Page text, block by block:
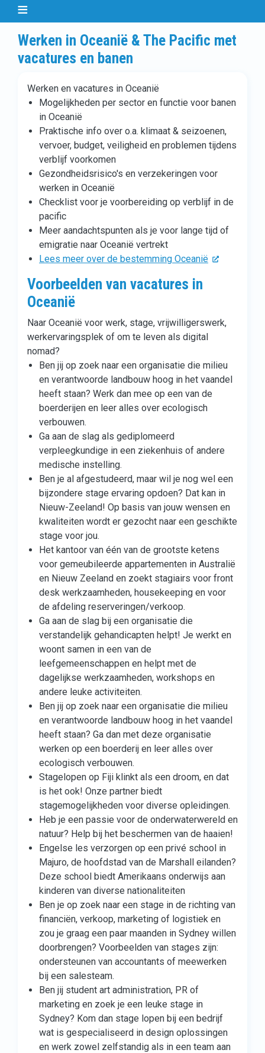
Werken in Oceanië & The Pacific met
vacatures en banen
Werken en vacatures in Oceanië
Mogelijkheden per sector en functie voor banen
in Oceanië
Praktische info over o.a. klimaat & seizoenen,
vervoer, budget, veiligheid en problemen tijdens
verblijf voorkomen
Gezondheidsrisico's en verzekeringen voor
werken in Oceanië
Checklist voor je voorbereiding op verblijf in de
pacific
Meer aandachtspunten als je voor lange tijd of
emigratie naar Oceanië vertrekt
Lees meer over de bestemming Oceanië
Voorbeelden van vacatures in
Oceanië
Naar Oceanië voor werk, stage, vrijwilligerswerk,
werkervaringsplek of om te leven als digital
nomad?
Ben jij op zoek naar een organisatie die milieu
en verantwoorde landbouw hoog in het vaandel
heeft staan? Werk dan mee op een van de
boerderijen en leer alles over ecologisch
verbouwen.
Ga aan de slag als gediplomeerd
verpleegkundige in een ziekenhuis of andere
medische instelling.
Ben je al afgestudeerd, maar wil je nog wel een
bijzondere stage ervaring opdoen? Dat kan in
Nieuw-Zeeland! Op basis van jouw wensen en
kwaliteiten wordt er gezocht naar een geschikte
stage voor jou.
Het kantoor van één van de grootste ketens
voor gemeubileerde appartementen in Australië
en Nieuw Zeeland en zoekt stagiairs voor front
desk werkzaamheden, housekeeping en voor
de afdeling reserveringen/verkoop.
Ga aan de slag bij een organisatie die
verstandelijk gehandicapten helpt! Je werkt en
woont samen in een van de
leefgemeenschappen en helpt met de
dagelijkse werkzaamheden, workshops en
andere leuke activiteiten.
Ben jij op zoek naar een organisatie die milieu
en verantwoorde landbouw hoog in het vaandel
heeft staan? Ga dan met deze organisatie
werken op een boerderij en leer alles over
ecologisch verbouwen.
Stagelopen op Fiji klinkt als een droom, en dat
is het ook! Onze partner biedt
stagemogelijkheden voor diverse opleidingen.
Heb je een passie voor de onderwaterwereld en
natuur? Help bij het beschermen van de haaien!
Engelse les verzorgen op een privé school in
Majuro, de hoofdstad van de Marshall eilanden?
Deze school biedt Amerikaans onderwijs aan
kinderen van diverse nationaliteiten
Ben je op zoek naar een stage in de richting van
financiën, verkoop, marketing of logistiek en
zou je graag een paar maanden in Sydney willen
doorbrengen? Voorbeelden van stages zijn:
ondersteunen van accountants of meewerken
bij een salesteam.
Ben jij student art administration, PR of
marketing en zoek je een leuke stage in
Sydney? Kom dan stage lopen bij een bedrijf
wat is gespecialiseerd in design oplossingen
en werk zowel zelfstandig als in een team aan